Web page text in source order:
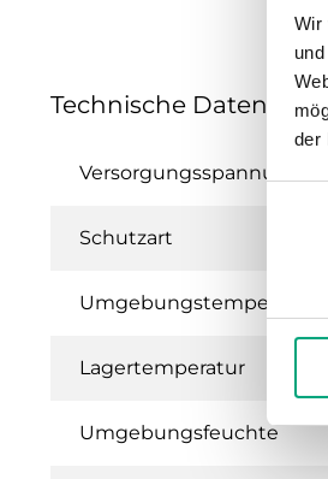
Wir
der
Technische Daten für
Versorgungsspannung
Schutzart
Umgebungstemperatur
Lagertemperatur
Umgebungsfeuchte